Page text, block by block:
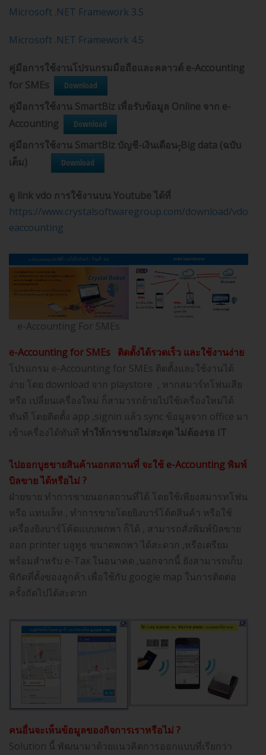
Microsoft .NET Framework 3.5
Microsoft .NET Framework 4.5
คู่มือการใช้งานโปรแกรมมือถือและคลาวด์ e-Accounting
for SMEs
Download
คู่มือการใช้งาน SmartBiz เพื่อรับข้อมูล Online จาก e-
Accounting
Download
คู่มือการใช้งาน SmartBiz บัญชี-เงินเดือน-ฺฺBig data (ฉบับ
เต็ม)
Download
ดู link vdo การใช้งานบน Youtubeได้ที่
https://www.crystalsoftwaregroup.com/download/
eaccounting
e-Accounting For SMEs
e-Accounting for SMEs ติดตั้งได้รวดเร็ว และใช้งานง่าย
โปรแกรม e-Accounting for SMEs ติดตั้งและใช้งานได้
ง่าย โดย download จาก playstore , หากสมาร์ทโฟนเสีย
หรือ เปลี่ยนเครื่องใหม่ ก็สามารถย้ายไปใช้เครื่องใหม่ได้
ทันที โดยติดตั้ง app ,signin แล้ว sync ข้อมูลจาก office มา
เข้าเครื่องได้ทันที ทำให้การขายไม่สะดุด ไม่ต้องรอ IT
ไปออกบูธขายสินค้านอกสถานที่ จะใช้ e-Accounting พิมพ์
บิลขาย ได้หรือไม่ ?
ฝ่ายขาย ทำการขายนอกสถานที่ได้ โดยใช้เพียงสมารทโฟน
หรือ แทบเล็ท , ทำการขายโดยยิงบาร์โด้ดสินค้า หรือใช้
เครื่องยิงบาร์โค้ดแบบพกพา ก็ได้ , สามารถสั่งพิมพ์บิลขาย
ออก printer บลูทูธ ขนาดพกพา ได้สะดวก ,หรือเตรียม
พร้อมสำหรับ e-Tax ในอนาคต ,นอกจากนี้ ยังสามารถเก็บ
พิกัดที่ตั้งของลูกค้า เพื่อใช้กับ google map ในการติดต่อ
ครั้งถัดไปได้สะดวก
คนอื่นจะเห็นข้อมูลของกิจการเราหรือไม่ ?
Solution นี้ พัฒนามาด้วยแนวคิดการออกแบบที่เรียกว่า